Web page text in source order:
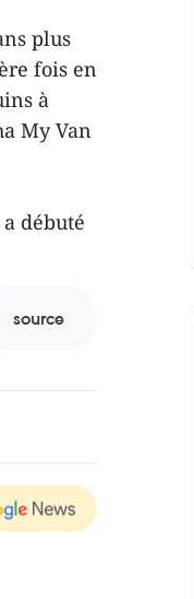
plus
fois en
à
My Van
débuté
source